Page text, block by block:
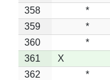
358 *
359
*
360
*
361
X
362
*